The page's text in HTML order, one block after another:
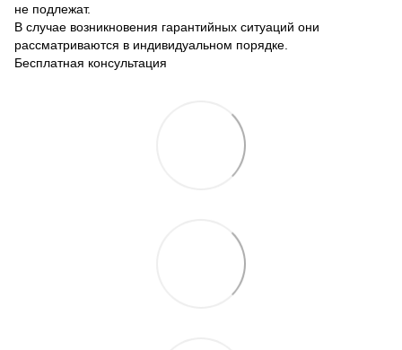
не подлежат.
В случае возникновения гарантийных ситуаций они
рассматриваются в индивидуальном порядке.
Бесплатная консультация